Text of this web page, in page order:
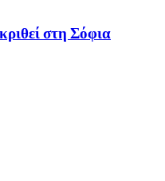
στη Σόφια